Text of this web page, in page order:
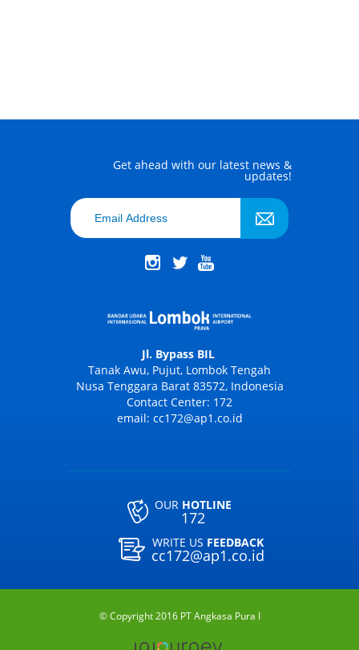
Get ahead with our latest news &
updates!
Jl. Bypass BIL
Tanak Awu, Pujut, Lombok Tengah
Nusa Tenggara Barat 83572, Indonesia
Contact Center: 172
email: cc172@ap1.co.id
OUR HOTLINE
172
WRITE US FEEDBACK
cc172@ap1.co.id
© Copyright 2016 PT Angkasa Pura I